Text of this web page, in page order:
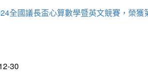
全國議長盃心算數學暨英文競賽，榮獲
30